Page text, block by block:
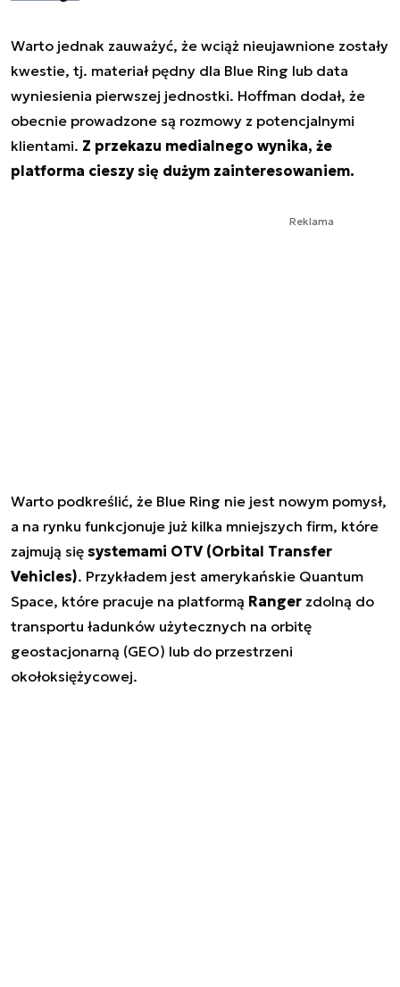
Warto jednak zauważyć, że wciąż nieujawnione zostały
kwestie, tj. materiał pędny dla Blue Ring lub data
wyniesienia pierwszej jednostki. Hoffman dodał, że
obecnie prowadzone są rozmowy z potencjalnymi
klientami. Z przekazu medialnego wynika, że
platforma cieszy się dużym zainteresowaniem.
Reklama
Warto podkreślić, że Blue Ring nie jest nowym pomysł,
a na rynku funkcjonuje już kilka mniejszych firm, które
zajmują się systemami OTV (Orbital Transfer
Vehicles). Przykładem jest amerykańskie Quantum
Space, które pracuje na platformą Ranger zdolną do
transportu ładunków użytecznych na orbitę
geostacjonarną (GEO) lub do przestrzeni
okołoksiężycowej.